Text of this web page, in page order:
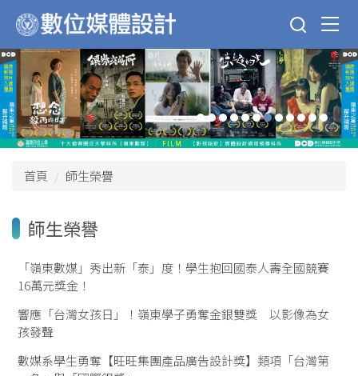
到
主
要
內
容
區
首頁 師生榮譽
師生榮譽
「嶺東數媒」秀出新「泰」度！學生抱回國泰人壽全國競賽
16萬元獎金！
響應「台灣女孩日」！嶺東學子勇奪金銀雙獎 以影像為女
孩發聲
數媒系學生勇奪【旺旺集團產品廣告設計獎】類項「台灣第